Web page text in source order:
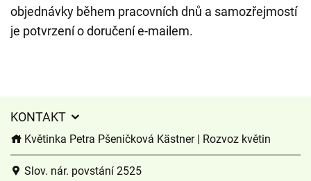
objednávky během pracovních dnů a samozřejmostí
je potvrzení o doručení e-mailem.
KONTAKT
Květinka Petra Pšeničková Kästner | Rozvoz květin
Slov. nár. povstání 2525